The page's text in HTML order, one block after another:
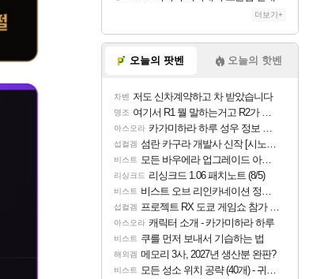
더보기+
오늘의 팟벤 오늘의 핫벤
차벤 저도 신차계약하고 차 받았습니다
명조 여기서 R1 뭘 말하는거고 R2가 뭘말하는걸까요?
아스오라 카가미하라 하루 성우 정보 및 주요 필모
섭컬겜 섬란 카구라 개발사 신작 [시노비 넥서스] 연내 출시 예정
비스트 모든 바우에라 업그레이드 아이템 획득 위치 공략 (89개)
리싱크드 리싱크드 1.06 패치노트 (8/5)
비스트 비스트 오브 리인카네이션 정보/공략글 모음
섭컬겜 프로젝트 RX 도쿄 게임쇼 참가 결정
아스오라 캐릭터 소개 - 카가미하라 하루
비스트 쿠를 먼저 보내서 기습하는 법
해외겜 메모리 3사, 2027년 생산분 완판?
비스트 모든 성소 위치 공략 (40개) - 귀환한 영혼 도전과제